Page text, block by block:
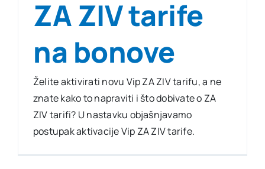
ZA ZIV tarife
na bonove
Želite aktivirati novu Vip ZA ZIV tarifu, a ne
znate kako to napraviti i što dobivate o ZA
ZIV tarifi? U nastavku objašnjavamo
postupak aktivacije Vip ZA ZIV tarife.